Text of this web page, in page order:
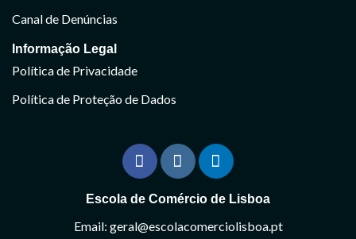
Canal de Denúncias
Informação Legal
Política de Privacidade
Política de Proteção de Dados
Escola de Comércio de Lisboa
Email: geral@escolacomerciolisboa.pt